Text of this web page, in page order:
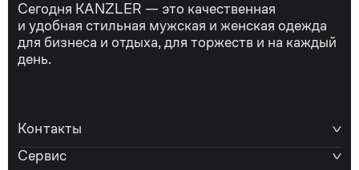
Сегодня KANZLER — это качественная
и удобная стильная мужская и женская одежда
для бизнеса и отдыха, для торжеств и на каждый
день.
Контакты
Сервис